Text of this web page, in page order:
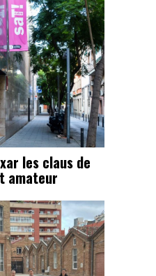
les claus de
amateur